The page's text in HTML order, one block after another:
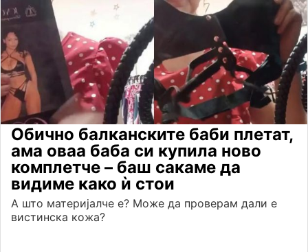
Обично балканските баби плетат,
ама оваа баба си купила ново
комплетче – баш сакаме да
видиме како ѝ стои
А што материјалче е? Може да проверам дали е
вистинска кожа?